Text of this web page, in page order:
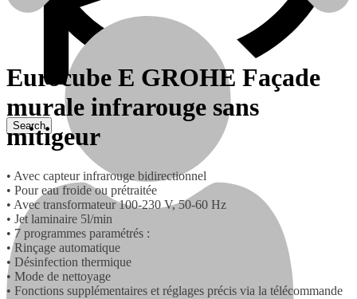
Contactez nous
Eurocube E GROHE Façade
murale infrarouge sans
mitigeur
• Avec capteur infrarouge bidirectionnel
• Pour eau froide ou prétraitée
• Avec transformateur 100-230 V, 50-60 Hz
• Jet laminaire 5l/min
• 7 programmes paramétrés :
• Rinçage automatique
• Désinfection thermique
• Mode de nettoyage
• Fonctions supplémentaires et réglages précis via la télécommande